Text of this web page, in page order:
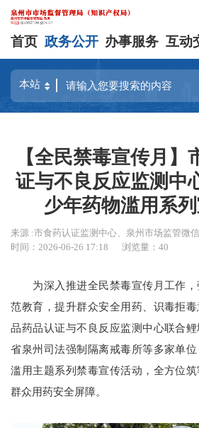
首页 政务公开 办事服务 互动
【全民禁毒宣传月】
证与不良反应监测中
少年药物滥用系
来源 :市食药认证监测中心、泉州市场监管微
时间：2026-06-26 17:18
浏览量：40
为深入推进全民禁毒宣传月工作，
范教育，提升群众安全用药、识毒拒
品药品认证与不良反应监测中心联合
省泉州司法强制隔离戒毒所等多家单
滥用主题系列禁毒宣传活动，全方位
群众用药安全屏障。